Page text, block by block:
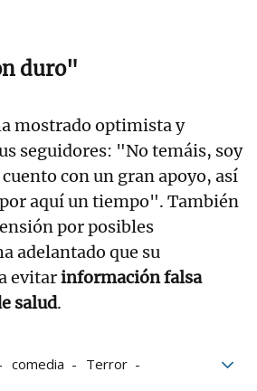
duro"
mostrado optimista y
seguidores: "No temáis, soy
con un gran apoyo, así
aquí un tiempo". También
por posibles
adelantado que su
evitarinformación falsa
salud.
comedia
Terror